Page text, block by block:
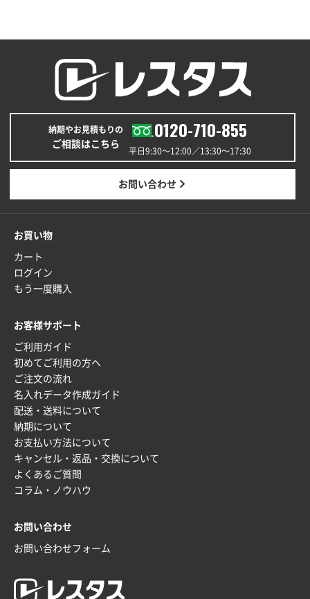
以前の注文も含め価格と品質
青森県K社様
ワンポイントポリ袋 A4サイズ1000枚
2025年12月24日 13:22
安い
ワンポイント箔押し紙袋 M横サイズ(A4対応)100
2025年12月22日 03:31
神奈川県S社様
2025年12月16日 10:39
短納期対応が素晴らしい
富山県O社様
uni ジェットストリーム 07
2025年12月09日 14:04
安い、早い
埼玉県G社様
ラミネート紙袋 規格L4サイズ(B4対応)
2025年12月04日 17:34
兵庫県のお客様
2025年12月02日 23:00
納期やお見積もりの
ご相談はこちら
0120-710-855
平日9:30〜12:00／13:30〜17:30
お問い合わせ
お買い物
カート
ログイン
もう一度購入
お客様サポート
ご利用ガイド
初めてご利用の方へ
ご注文の流れ
名入れデータ作成ガイド
配送・送料について
納期について
お支払い方法について
キャンセル・返品・交換について
よくあるご質問
コラム・ノウハウ
お問い合わせ
お問い合わせフォーム